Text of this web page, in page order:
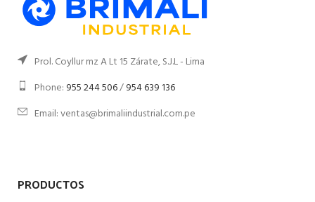
Prol. Coyllur mz A Lt 15 Zárate, S.J.L - Lima
Phone: 955 244 506/954 639 136
Email: ventas@brimaliindustrial.com.pe
PRODUCTOS